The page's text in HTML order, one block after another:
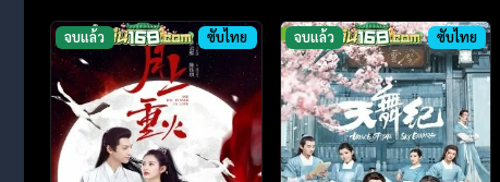
จบแล้ว ซับไทย จบแล้ว ซับไทย